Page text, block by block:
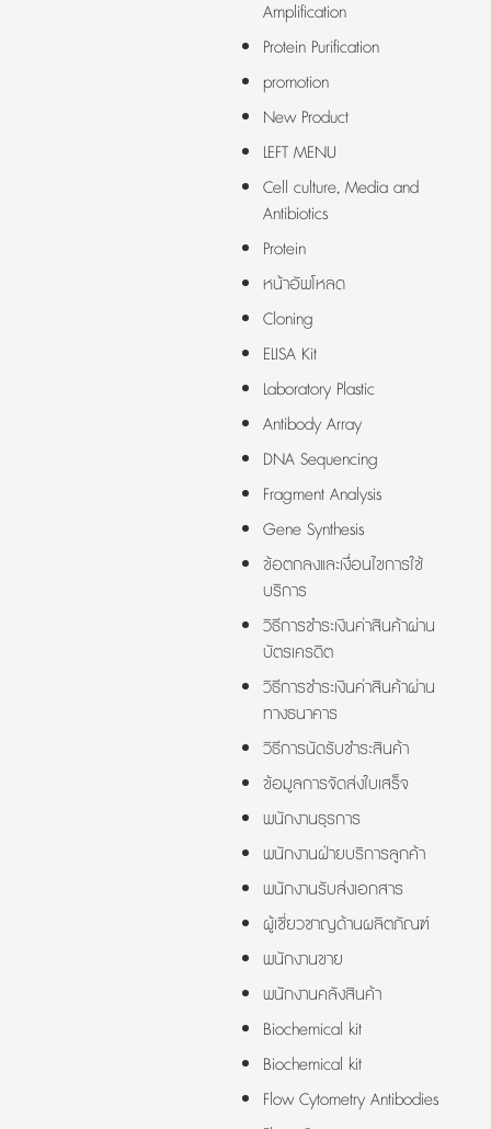
Amplification
Protein Purification
promotion
New Product
LEFT MENU
Cell culture, Media and
Antibiotics
Protein
หน้าอัพโหลด
Cloning
ELISA Kit
Laboratory Plastic
Antibody Array
DNA Sequencing
Fragment Analysis
Gene Synthesis
ข้อตกลงและเงื่อนไขการใช้
บริการ
วิธีการชำระเงินค่าสินค้าผ่าน
บัตรเครดิต
วิธีการชำระเงินค่าสินค้าผ่าน
ทางธนาคาร
วิธีการนัดรับชำระสินค้า
ข้อมูลการจัดส่งใบเสร็จ
พนักงานธุรการ
พนักงานฝ่ายบริการลูกค้า
พนักงานรับส่งเอกสาร
ผู้เชี่ยวชาญด้านผลิตภัณฑ์
พนักงานขาย
พนักงานคลังสินค้า
Biochemical kit
Biochemical kit
Flow Cytometry Antibodies